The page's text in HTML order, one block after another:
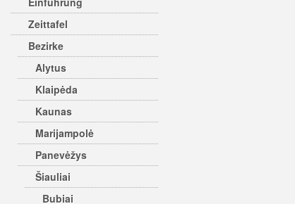
Zeittafel
Bezirke
Alytus
Klaipėda
Kaunas
Marijampolė
Panevėžys
Šiauliai
Bubiai